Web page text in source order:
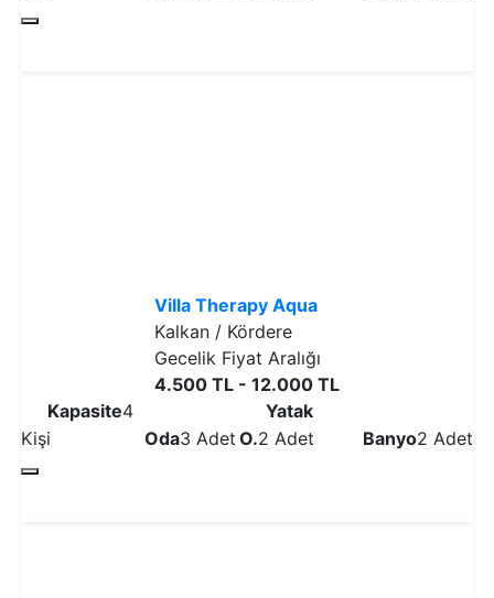
Villa Therapy Aqua
Kalkan / Kördere
Gecelik Fiyat Aralığı
4.500 TL - 12.000 TL
Kapasite4
Kişi
Oda3 Adet
Yatak
O.2 Adet Banyo2 Adet